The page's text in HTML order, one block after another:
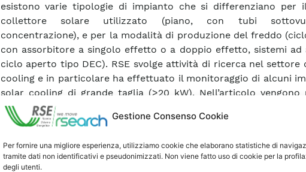
Gestione Consenso Cookie
Per fornire una migliore esperienza, utilizziamo cookie che elaborano statistiche di
tramite dati non identificativi e pseudonimizzati. Non viene fatto uso di cookie per la
degli utenti.
esistono varie tipologie di impianto che si differenziano per
collettore solare utilizzato (piano, con tubi
concentrazione), e per la modalità di produzione del freddo
con assorbitore a singolo effetto o a doppio effetto, sistemi ad
ciclo aperto tipo DEC). RSE svolge attività di ricerca nel settore
cooling e in particolare ha effettuato il monitoraggio di alcuni
solar cooling di grande taglia (>20 kW). Nell’articolo vengono
risultati sperimentali ottenuti dal monitoraggio di un
tecnologia DEC, ritenuta particolarmente interessante. Le
quelle di un analogo impianto di tipo tradizionale, e
aumentare con affinamenti progettuali e di gestione, essendo